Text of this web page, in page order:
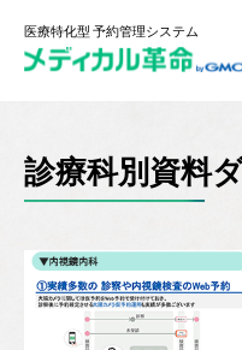
医療特化型 予約管理システム
診療科別資料